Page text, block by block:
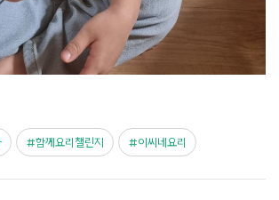
함께요리챌린지 이씨네요리